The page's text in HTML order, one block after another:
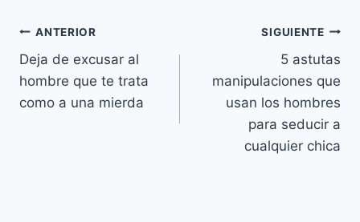
Navegación
de
entradas
ANTERIOR
Deja de excusar al
hombre que te trata
como a una mierda
SIGUIENTE
5 astutas
manipulaciones que
usan los hombres
para seducir a
cualquier chica